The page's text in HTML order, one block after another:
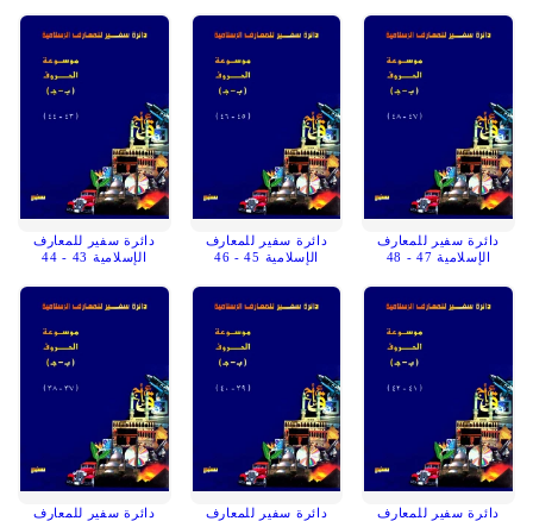
دائرة سفير للمعارف
الإسلامية 47 - 48
دائرة سفير للمعارف
الإسلامية 45 - 46
دائرة سفير للمعارف
الإسلامية 43 - 44
دائرة سفير للمعارف
دائرة سفير للمعارف
دائرة سفير للمعارف